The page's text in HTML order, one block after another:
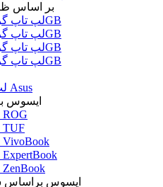
بر اساس
لپ تاپ گرافیک 8GB
لپ تاپ گرافیک 6GB
لپ تاپ گرافیک 4GB
لپ تاپ گرافیک 2GB
لپ تاپ گیمینگ Asus
ایسوس
لپ تاپ ROG
لپ تاپ TUF
لپ تاپ VivoBook
لپ تاپ ExpertBook
لپ تاپ ZenBook
ایسوس براساس